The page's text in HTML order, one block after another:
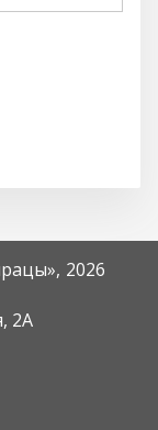
2026
2А